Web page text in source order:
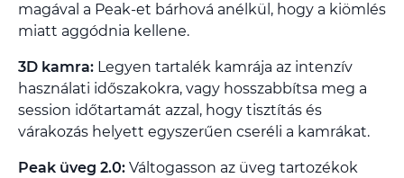
magával a Peak-et bárhová anélkül, hogy a kiömlés
miatt aggódnia kellene.
3D kamra: Legyen tartalék kamrája az intenzív
használati időszakokra, vagy hosszabbítsa meg a
session időtartamát azzal, hogy tisztítás és
várakozás helyett egyszerűen cseréli a kamrákat.
Peak üveg 2.0: Váltogasson az üveg tartozékok